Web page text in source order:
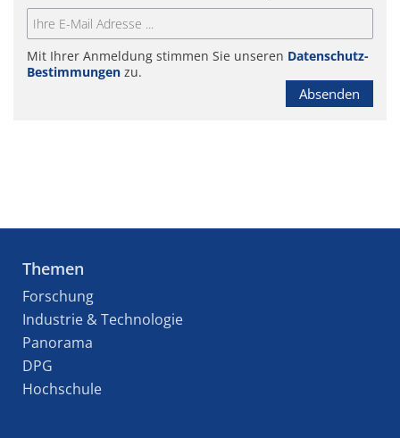
Mit Ihrer Anmeldung stimmen Sie unseren Datenschutz-
Bestimmungen zu.
Absenden
Themen
Forschung
Industrie & Technologie
Panorama
DPG
Hochschule